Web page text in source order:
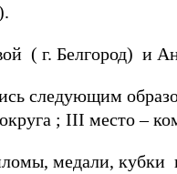
( г. Белгород) и
следующим
; III место –
медали,